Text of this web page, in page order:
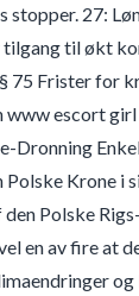
stopper. 27:
til økt
75 Frister for
escort
Polske Krone i
Polske
en av fire at